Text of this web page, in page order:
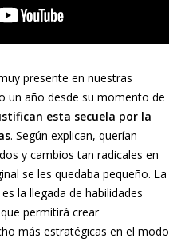
presente en nuestras
un año desde su momento de
esta secuela por la
. Según explican, querían
y cambios tan radicales en
se les quedaba pequeño. La
la llegada de habilidades
permitirá crear
más estratégicas en el modo